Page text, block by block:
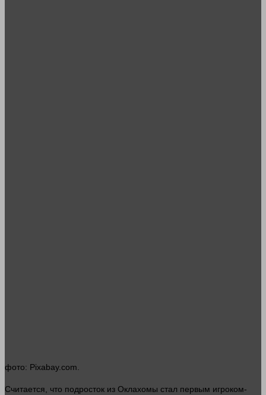
фото: Pixabay.com.
Считается, что подросток из Оклахомы стал первым игроком-